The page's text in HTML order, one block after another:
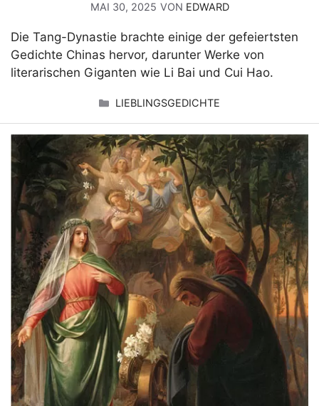
MAI 30, 2025 VON EDWARD
Die Tang-Dynastie brachte einige der gefeiertsten
Gedichte Chinas hervor, darunter Werke von
literarischen Giganten wie Li Bai und Cui Hao.
KATEGORIEN
LIEBLINGSGEDICHTE